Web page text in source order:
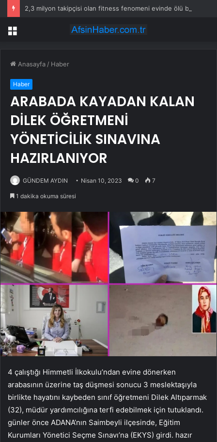
Menü
Anasayfa / Haber
Haber
ARABADA KAYADAN KALAN
DİLEK ÖĞRETMENİ
YÖNETİCİLİK SINAVINA
HAZIRLANIYOR
GÜNDEM AYDIN Nisan 10, 2023 0 7
1 dakika okuma süresi
4 çalıştığı Himmetli İlkokulu’ndan evine dönerken
arabasının üzerine taş düşmesi sonucu 3 meslektaşıyla
birlikte hayatını kaybeden sınıf öğretmeni Dilek Altıparmak
(32), müdür yardımcılığına terfi edebilmek için tutuklandı.
günler önce ADANA’nın Saimbeyli ilçesinde, Eğitim
Kurumları Yönetici Seçme Sınavı’na (EKYS) girdi. hazır